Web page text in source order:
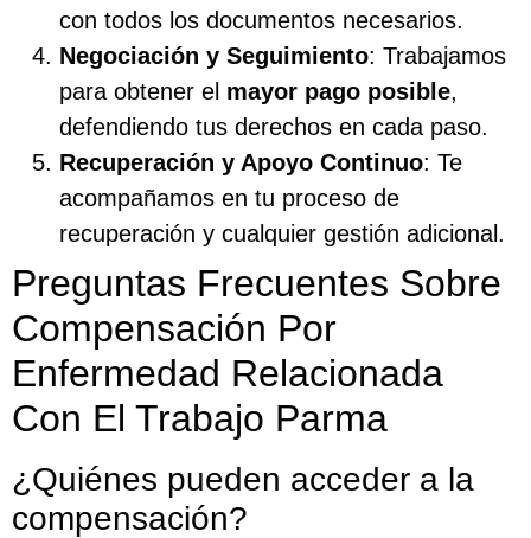
con todos los documentos necesarios.
Negociación y Seguimiento: Trabajamos
para obtener el mayor pago posible,
defendiendo tus derechos en cada paso.
Recuperación y Apoyo Continuo: Te
acompañamos en tu proceso de
recuperación y cualquier gestión adicional.
Preguntas Frecuentes Sobre
Compensación Por
Enfermedad Relacionada
Con El Trabajo Parma
¿Quiénes pueden acceder a la
compensación?